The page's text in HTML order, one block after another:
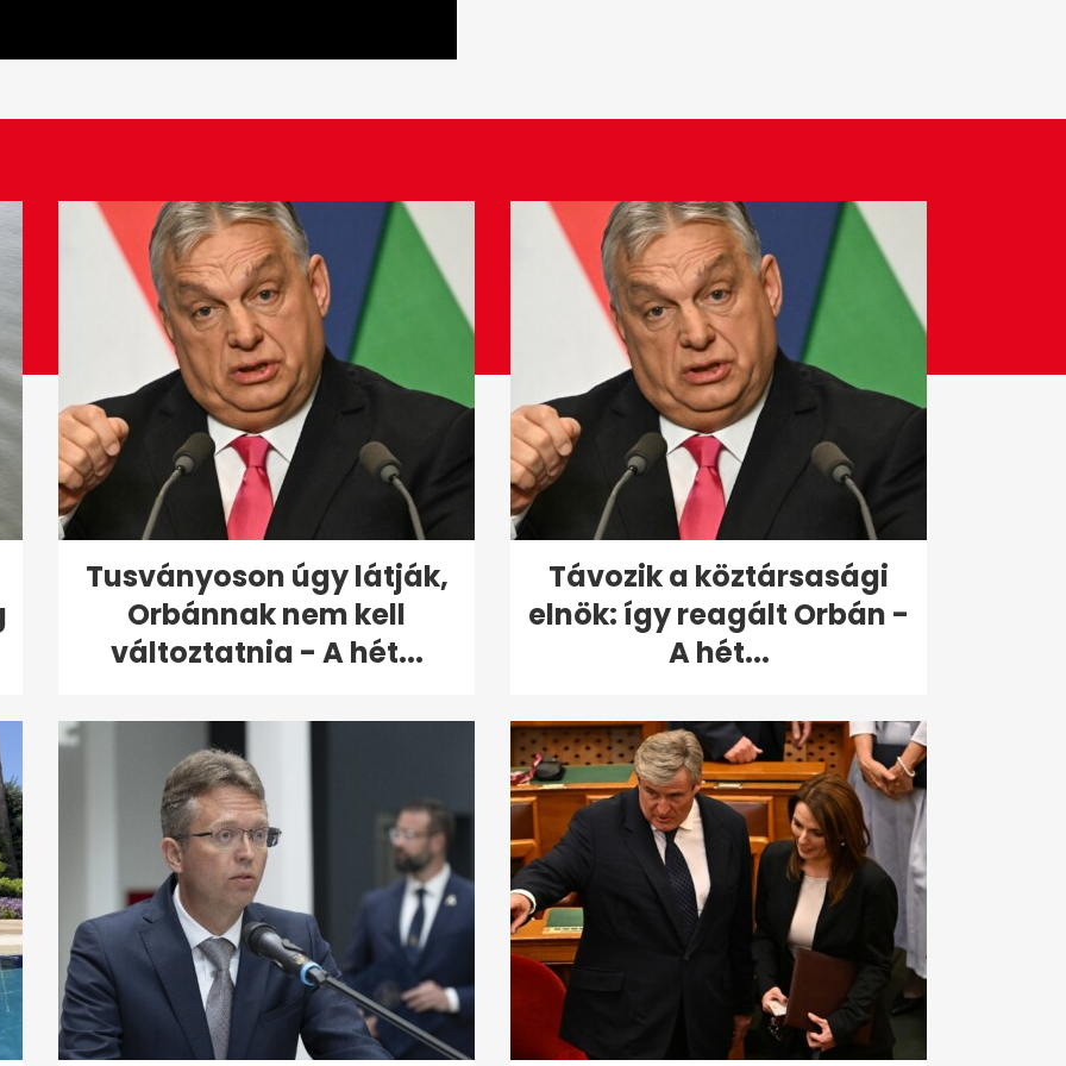
Tusványoson úgy látják,
Orbánnak nem kell
változtatnia - A hét...
Távozik a köztársasági
elnök: így reagált Orbán -
A hét...